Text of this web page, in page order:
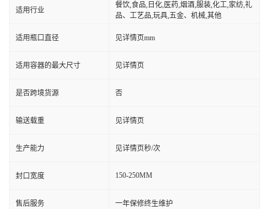
适用行业
餐饮,食品,日化,医药,烟酒,服装,化工,家纺,礼
品、工艺品,玩具,五金、机械,其他
适用瓶口直径 见详情页mm
适用容器的最大尺寸 见详情页
是否跨境货源 否
输送载重 见详情页
生产能力 见详情页秒/次
封口宽度 150-250MM
售后服务 一年保修终生维护